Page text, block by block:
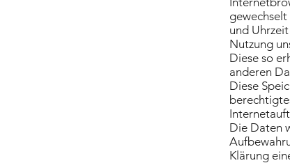
und
Nutzung
Diese so
anderen
Diese
Die Daten
Klärung